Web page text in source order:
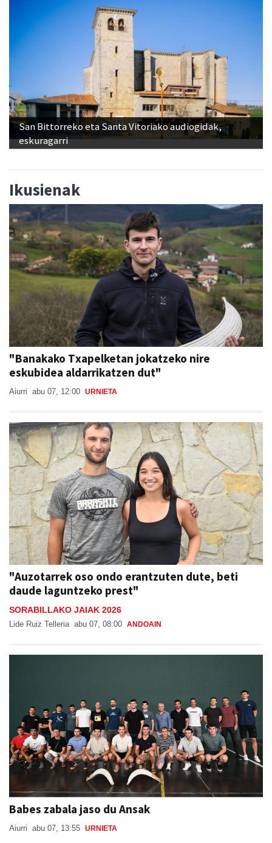
San Bittorreko eta Santa Vitoriako audiogidak,
eskuragarri
"Banakako Txapelketan jokatzeko nire
eskubidea aldarrikatzen dut"
Aiurri abu 07, 12:00 URNIETA
"Auzotarrek oso ondo erantzuten dute, beti
daude laguntzeko prest"
SORABILLAKO JAIAK 2026
Lide Ruiz Telleria abu 07, 08:00
Babes zabala jaso du Ansak